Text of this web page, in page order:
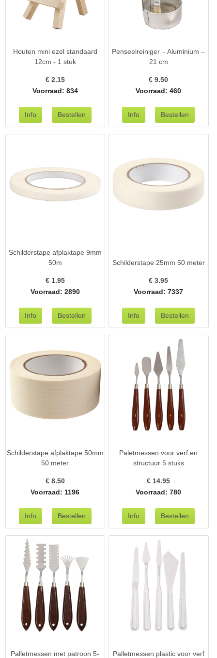
Houten mini ezel standaard
12cm - 1 stuk
€ 2.15
Voorraad: 834
Penseelreiniger – Aluminium –
21 cm
€9.50
Voorraad: 460
Schilderstape afplaktape 9mm
50m
€ 1.95
Voorraad: 2890
Schilderstape 25mm 50 meter
€3.95
Voorraad: 7337
Schilderstape afplaktape 50mm
50 meter
€ 8.50
Voorraad: 1196
Paletmessen voor verf en
structuur 5 stuks
€ 14.95
Voorraad: 780
Palletmessen met patroon 5-
Palletmessen plastic voor verf